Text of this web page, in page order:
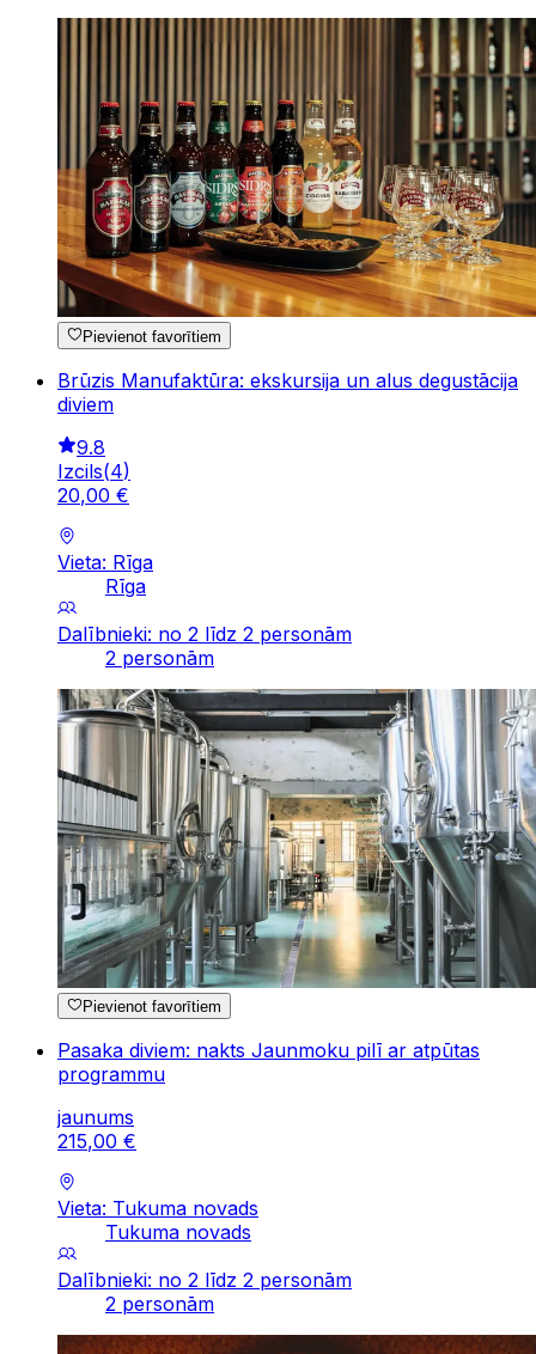
Pievienot favorītiem
Brūzis Manufaktūra: ekskursija un alus degustācija
diviem
9.8
Izcils(4)
20,00 €
Vieta: Rīga
Rīga
Dalībnieki: no 2 līdz 2 personām
2 personām
Pievienot favorītiem
Pasaka diviem: nakts Jaunmoku pilī ar atpūtas
programmu
jaunums
215,00 €
Vieta: Tukuma novads
Tukuma novads
Dalībnieki: no 2 līdz 2 personām
2 personām